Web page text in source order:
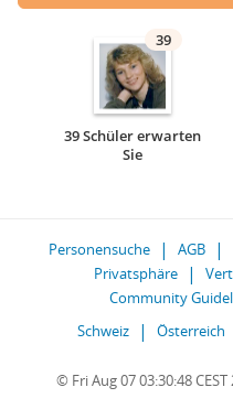
39
39 Schüler erwarten
Sie
Personensuche AGB
Privatsphäre
Community
Schweiz
Österreich
© Fri Aug 07 03:30:48